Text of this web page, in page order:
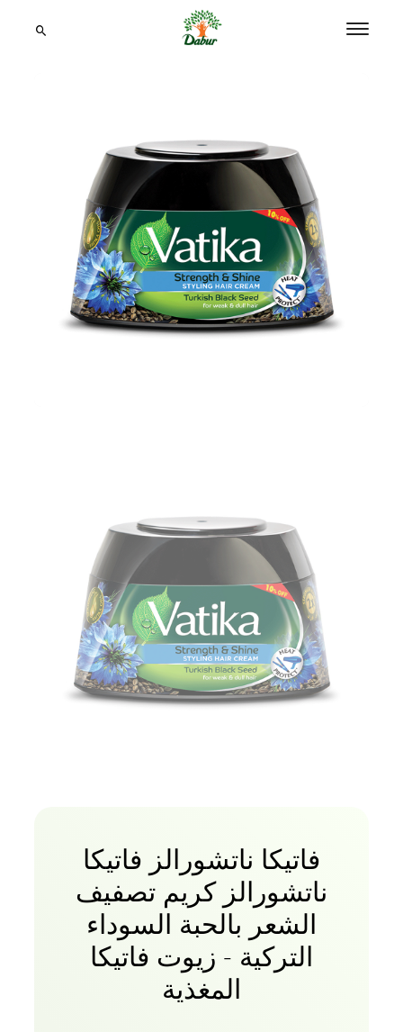
فاتيكا ناتشورالز فاتيكا
ناتشورالز كريم تصفيف
الشعر بالحبة السوداء
التركية - زيوت فاتيكا
المغذية